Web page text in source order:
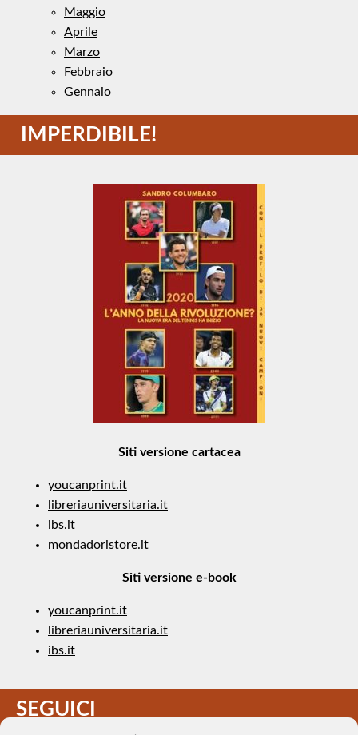
Maggio
Aprile
Marzo
Febbraio
Gennaio
IMPERDIBILE!
Siti versione cartacea
youcanprint.it
libreriauniversitaria.it
ibs.it
mondadoristore.it
Siti versione e-book
youcanprint.it
libreriauniversitaria.it
ibs.it
SEGUICI